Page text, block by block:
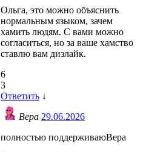
Ольга, это можно объяснить
нормальным языком, зачем
хамить людям. С вами можно
согласиться, но за ваше хамство
ставлю вам дизлайк.
6
3
Ответить ↓
Вера 29.06.2026
полностью поддерживаюВера